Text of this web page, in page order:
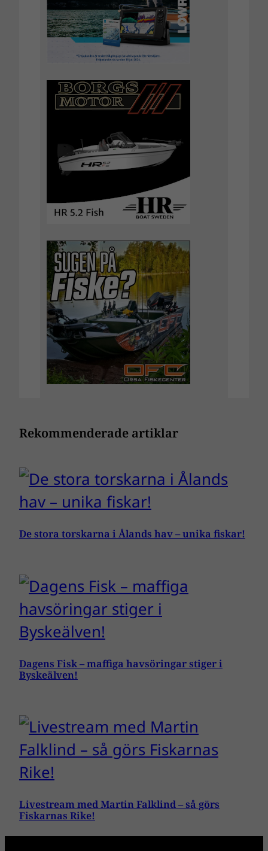
Rekommenderade artiklar
De stora torskarna i Ålands hav – unika fiskar!
Dagens Fisk – maffiga havsöringar stiger i
Byskeälven!
Livestream med Martin Falklind – så görs
Fiskarnas Rike!